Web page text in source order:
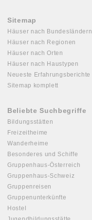
Sitemap
Häuser nach Bundesländern
Häuser nach Regionen
Häuser nach Orten
Häuser nach Haustypen
Neueste Erfahrungsberichte
Sitemap komplett
Beliebte Suchbegriffe
Bildungsstätten
Freizeitheime
Wanderheime
Besonderes und Schiffe
Gruppenhaus-Österreich
Gruppenhaus-Schweiz
Gruppenreisen
Gruppenunterkünfte
Hostel